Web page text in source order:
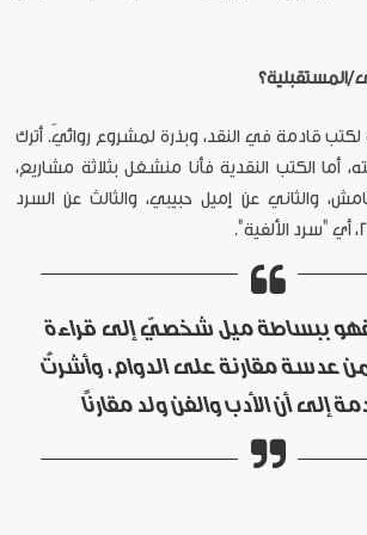
المستقبلية؟
لكتب قادمة في النقد، وبذرة لمشروع روائيّ. أترك
أما الكتب النقدية فأنا منشغل بثلاثة مشاريع،
والثاني عن إميل حبيبي، والثالث عن السرد
فهو ببساطة ميل شخصيّ إلى قراءة
عدسة مقارنة على الدوام، وأشرتُ
إلى أن الأدب والفن ولد مقارناً